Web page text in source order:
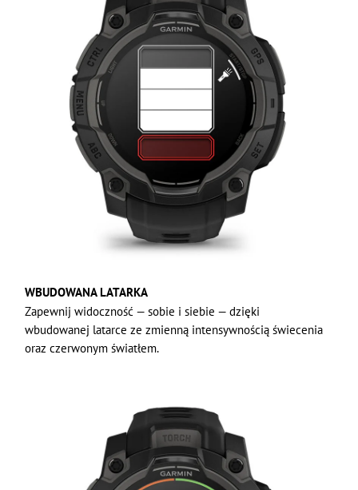
WBUDOWANA LATARKA
Zapewnij widoczność — sobie i siebie — dzięki
wbudowanej latarce ze zmienną intensywnością świecenia
oraz czerwonym światłem.